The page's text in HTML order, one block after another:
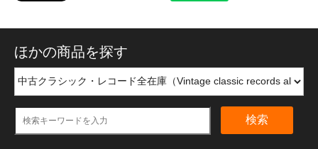
ほかの商品を探す
検索